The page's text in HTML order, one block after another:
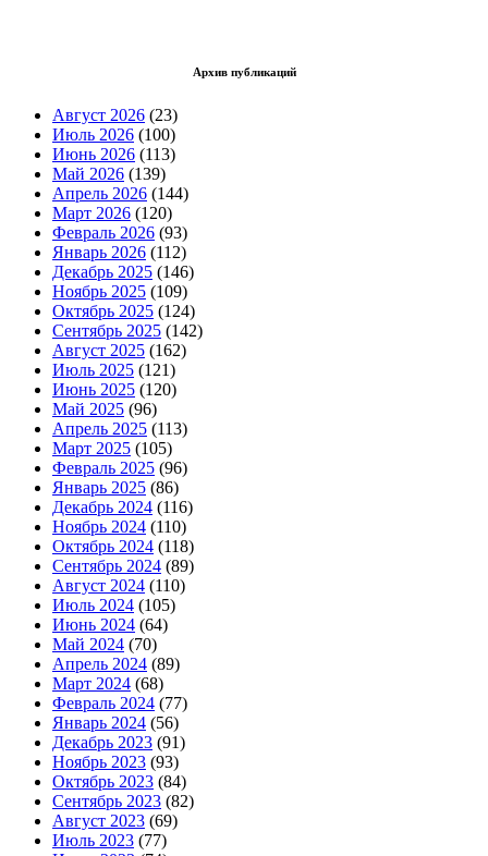
Архив публикаций
Август 2026 (23)
Июль 2026 (100)
Июнь 2026 (113)
Май 2026 (139)
Апрель 2026 (144)
Март 2026 (120)
Февраль 2026 (93)
Январь 2026 (112)
Декабрь 2025 (146)
Ноябрь 2025 (109)
Октябрь 2025 (124)
Сентябрь 2025 (142)
Август 2025 (162)
Июль 2025 (121)
Июнь 2025 (120)
Май 2025 (96)
Апрель 2025 (113)
Март 2025 (105)
Февраль 2025 (96)
Январь 2025 (86)
Декабрь 2024 (116)
Ноябрь 2024 (110)
Октябрь 2024 (118)
Сентябрь 2024 (89)
Август 2024 (110)
Июль 2024 (105)
Июнь 2024 (64)
Май 2024 (70)
Апрель 2024 (89)
Март 2024 (68)
Февраль 2024 (77)
Январь 2024 (56)
Декабрь 2023 (91)
Ноябрь 2023 (93)
Октябрь 2023 (84)
Сентябрь 2023 (82)
Август 2023 (69)
Июль 2023 (77)